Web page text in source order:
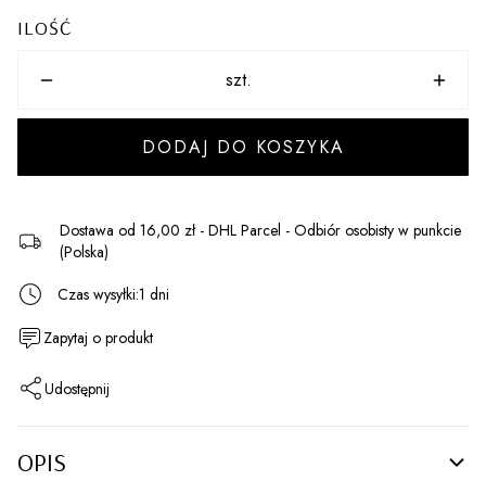
ILOŚĆ
szt.
DODAJ DO KOSZYKA
Dostawa od 16,00 zł - DHL Parcel - Odbiór osobisty w punkcie
(Polska)
Czas wysyłki:1 dni
Zapytaj o produkt
Udostępnij
OPIS